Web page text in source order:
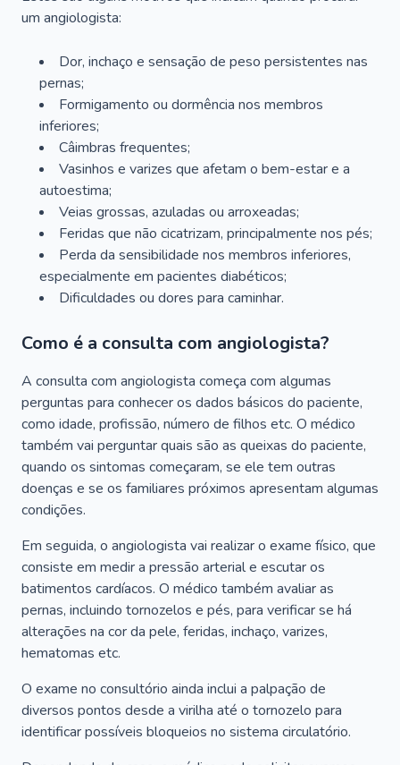
um angiologista:
Dor, inchaço e sensação de peso persistentes nas
pernas;
Formigamento ou dormência nos membros
inferiores;
Câimbras frequentes;
Vasinhos e varizes que afetam o bem-estar e a
autoestima;
Veias grossas, azuladas ou arroxeadas;
Feridas que não cicatrizam, principalmente nos pés;
Perda da sensibilidade nos membros inferiores,
especialmente em pacientes diabéticos;
Dificuldades ou dores para caminhar.
Como é a consulta com angiologista?
A consulta com angiologista começa com algumas
perguntas para conhecer os dados básicos do paciente,
como idade, profissão, número de filhos etc. O médico
também vai perguntar quais são as queixas do paciente,
quando os sintomas começaram, se ele tem outras
doenças e se os familiares próximos apresentam algumas
condições.
Em seguida, o angiologista vai realizar o exame físico, que
consiste em medir a pressão arterial e escutar os
batimentos cardíacos. O médico também avaliar as
pernas, incluindo tornozelos e pés, para verificar se há
alterações na cor da pele, feridas, inchaço, varizes,
hematomas etc.
O exame no consultório ainda inclui a palpação de
diversos pontos desde a virilha até o tornozelo para
identificar possíveis bloqueios no sistema circulatório.